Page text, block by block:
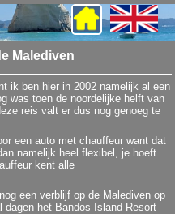
Malediven
ik ben hier in 2002 namelijk al een
was toen de noordelijke helft van
reis valt er dus nog genoeg te
een auto met chauffeur want dat
namelijk heel flexibel, je hoeft
kent alle
een verblijf op de Malediven op
dagen het Bandos Island Resort